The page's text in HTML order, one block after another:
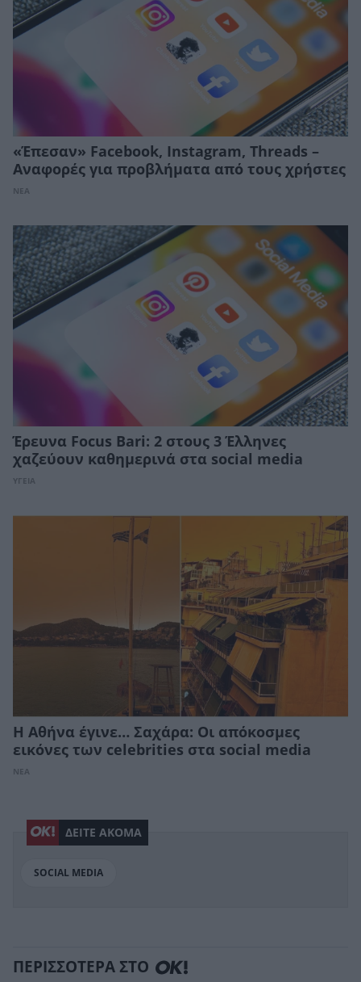
«Έπεσαν» Facebook, Instagram, Threads –
Αναφορές για προβλήματα από τους χρήστες
ΝΕΑ
Έρευνα Focus Bari: 2 στους 3 Έλληνες
χαζεύουν καθημερινά στα social media
ΥΓΕΙΑ
Η Αθήνα έγινε… Σαχάρα: Οι απόκοσμες
εικόνες των celebrities στα social media
ΝΕΑ
ΔΕΙΤΕ ΑΚΟΜΑ
SOCIAL MEDIA
ΠΕΡΙΣΣΟΤΕΡΑ ΣΤΟ